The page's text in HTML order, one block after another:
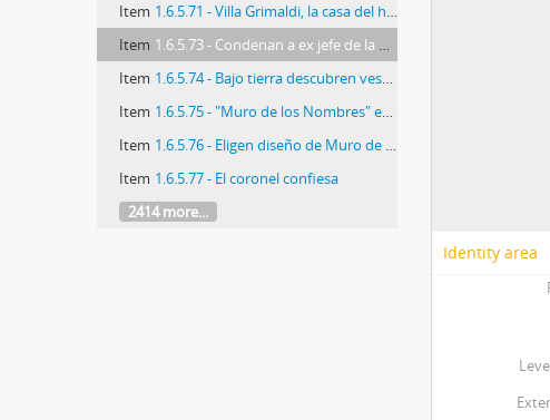
Item 1.6.5.71 - Villa Grimaldi, la casa del horror
Item 1.6.5.73 - Condenan a ex jefe de la CNI…
Item 1.6.5.74 - Bajo tierra descubren vestigios de Villa Grimaldi
Item 1.6.5.75 - "Muro de los Nombres" en ex Villa Grimaldi
Item 1.6.5.76 - Eligen diseño de Muro de los Nombres
Item 1.6.5.77 - El coronel confiesa
2414 more...
Identity area